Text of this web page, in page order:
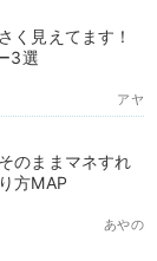
く見えてます！
3選
アヤ
のままマネすれ
方MAP
あやの